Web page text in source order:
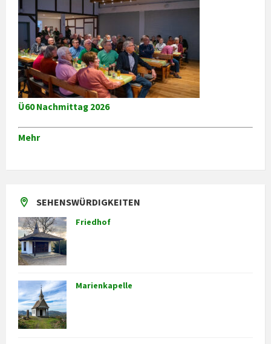
Ü60 Nachmittag 2026
Mehr
SEHENSWÜRDIGKEITEN
Friedhof
Marienkapelle